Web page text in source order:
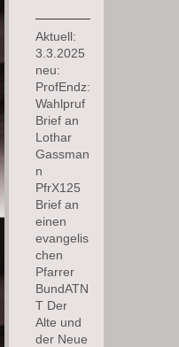
Aktuell:
3.3.2025
neu:
ProfEndz:
Wahlpruf
Brief an
Lothar
Gassman
n
PfrX125
Brief an
einen
evangelis
chen
Pfarrer
BundATN
T Der
Alte und
der Neue